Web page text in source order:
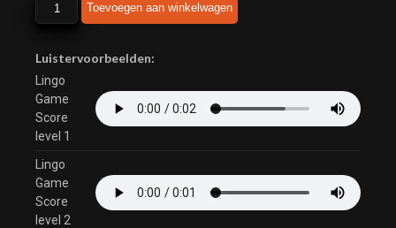
in
game
aantal
Toevoegen aan winkelwagen
Luistervoorbeelden:
Lingo
Game
Score
level 1
Lingo
Game
Score
level 2